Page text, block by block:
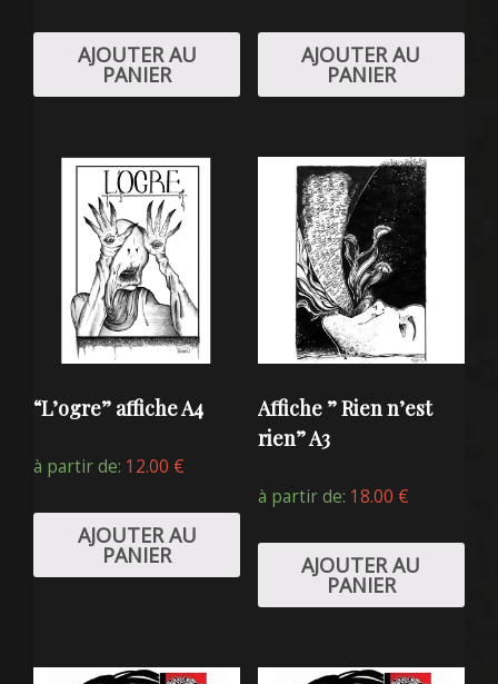
AJOUTER AU
PANIER
AJOUTER AU
PANIER
“L’ogre” affiche A4
à partir de: 12.00 €
AJOUTER AU
PANIER
Affiche ” Rien n’est
rien” A3
à partir de: 18.00 €
AJOUTER AU
PANIER